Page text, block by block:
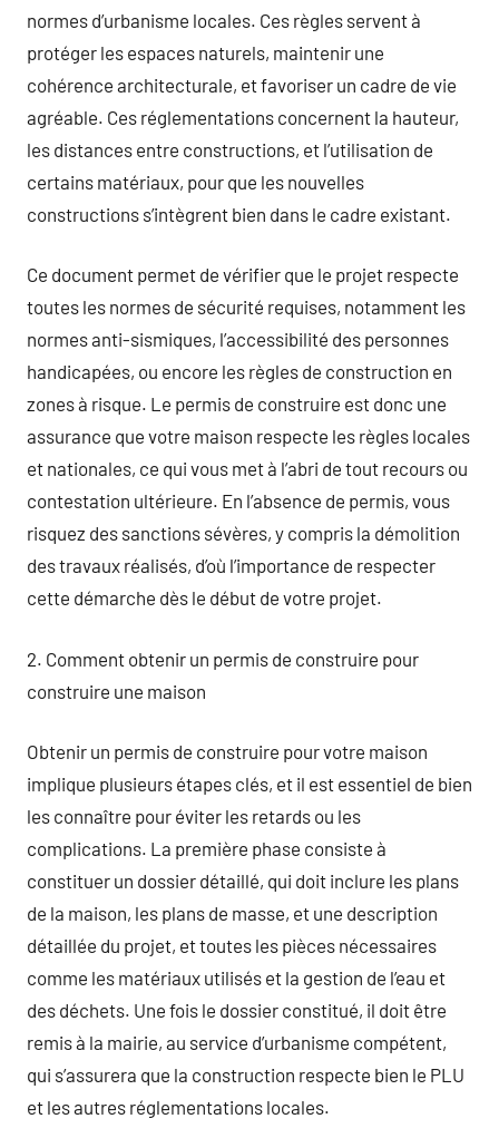
normes d’urbanisme locales. Ces règles servent à
protéger les espaces naturels, maintenir une
cohérence architecturale, et favoriser un cadre de vie
agréable. Ces réglementations concernent la hauteur,
les distances entre constructions, et l’utilisation de
certains matériaux, pour que les nouvelles
constructions s’intègrent bien dans le cadre existant.
Ce document permet de vérifier que le projet respecte
toutes les normes de sécurité requises, notamment les
normes anti-sismiques, l’accessibilité des personnes
handicapées, ou encore les règles de construction en
zones à risque. Le permis de construire est donc une
assurance que votre maison respecte les règles locales
et nationales, ce qui vous met à l’abri de tout recours ou
contestation ultérieure. En l’absence de permis, vous
risquez des sanctions sévères, y compris la démolition
des travaux réalisés, d’où l’importance de respecter
cette démarche dès le début de votre projet.
2. Comment obtenir un permis de construire pour
construire une maison
Obtenir un permis de construire pour votre maison
implique plusieurs étapes clés, et il est essentiel de bien
les connaître pour éviter les retards ou les
complications. La première phase consiste à
constituer un dossier détaillé, qui doit inclure les plans
de la maison, les plans de masse, et une description
détaillée du projet, et toutes les pièces nécessaires
comme les matériaux utilisés et la gestion de l’eau et
des déchets. Une fois le dossier constitué, il doit être
remis à la mairie, au service d’urbanisme compétent,
qui s’assurera que la construction respecte bien le PLU
et les autres réglementations locales.